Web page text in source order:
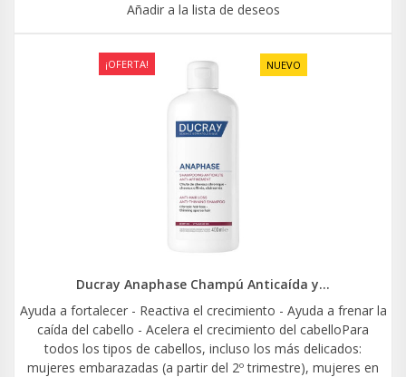
Añadir a la lista de deseos
NUEVO
¡OFERTA!
Ducray Anaphase Champú Anticaída y...
Ayuda a fortalecer - Reactiva el crecimiento - Ayuda a frenar la
caída del cabello - Acelera el crecimiento del cabelloPara
todos los tipos de cabellos, incluso los más delicados:
mujeres embarazadas (a partir del 2º trimestre), mujeres en